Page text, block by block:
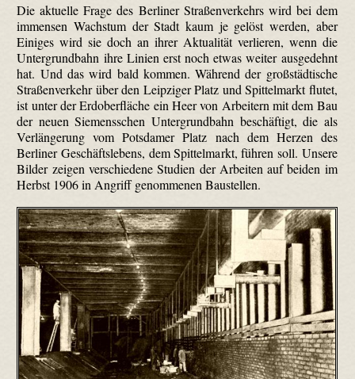
Die aktuelle Frage des Berliner Straßenverkehrs wird bei dem
immensen Wachstum der Stadt kaum je gelöst werden, aber
Einiges wird sie doch an ihrer Aktualität verlieren, wenn die
Untergrundbahn ihre Linien erst noch etwas weiter ausgedehnt
hat. Und das wird bald kommen. Während der großstädtische
Straßenverkehr über den Leipziger Platz und Spittelmarkt flutet,
ist unter der Erdoberfläche ein Heer von Arbeitern mit dem Bau
der neuen Siemensschen Untergrundbahn beschäftigt, die als
Verlängerung vom Potsdamer Platz nach dem Herzen des
Berliner Geschäftslebens, dem Spittelmarkt, führen soll. Unsere
Bilder zeigen verschiedene Studien der Arbeiten auf beiden im
Herbst 1906 in Angriff genommenen Baustellen.